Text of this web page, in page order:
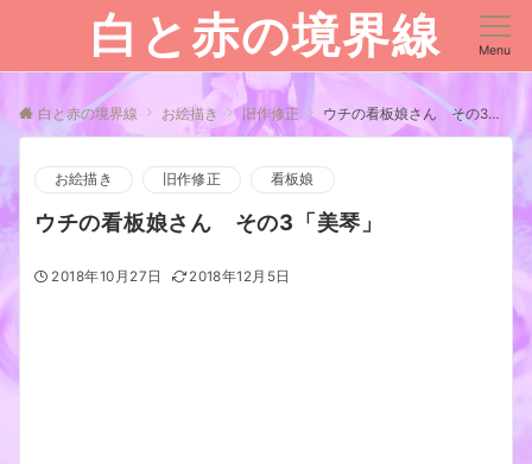
白と赤の境界線 Menu
白と赤の境界線 お絵描き 旧作修正 ウチの看板娘さん その3「美琴」
お絵描き 旧作修正 看板娘
ウチの看板娘さん その3「美琴」
2018年10月27日 2018年12月5日